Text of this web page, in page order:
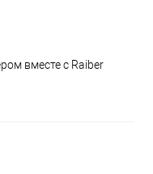
вместе с Raiber